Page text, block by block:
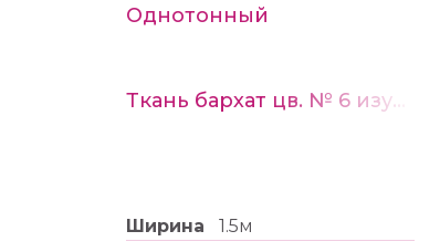
Однотонный
Ткань бархат цв. № 6 изумрудный
Ширина 1.5м